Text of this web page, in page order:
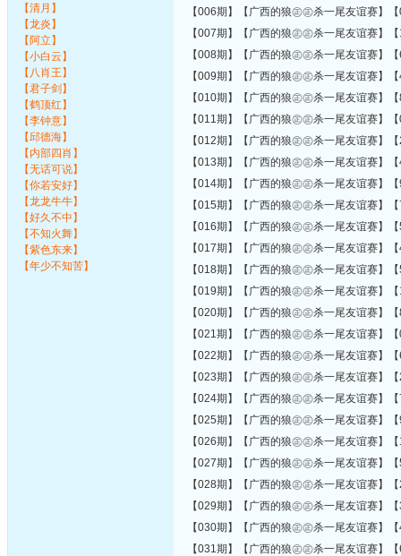
【清月】
【龙炎】
【阿立】
【小白云】
【八肖王】
【君子剑】
【鹤顶红】
【李钟意】
【邱德海】
【内部四肖】
【无话可说】
【你若安好】
【龙龙牛牛】
【好久不中】
【不知火舞】
【紫色东来】
【年少不知苦】
【006期】【广西的狼㊣㊣杀一尾友谊赛】
【007期】【广西的狼㊣㊣杀一尾友谊赛】
【008期】【广西的狼㊣㊣杀一尾友谊赛】
【009期】【广西的狼㊣㊣杀一尾友谊赛】
【010期】【广西的狼㊣㊣杀一尾友谊赛】
【011期】【广西的狼㊣㊣杀一尾友谊赛】
【012期】【广西的狼㊣㊣杀一尾友谊赛】
【013期】【广西的狼㊣㊣杀一尾友谊赛】
【014期】【广西的狼㊣㊣杀一尾友谊赛】
【015期】【广西的狼㊣㊣杀一尾友谊赛】
【016期】【广西的狼㊣㊣杀一尾友谊赛】
【017期】【广西的狼㊣㊣杀一尾友谊赛】
【018期】【广西的狼㊣㊣杀一尾友谊赛】
【019期】【广西的狼㊣㊣杀一尾友谊赛】
【020期】【广西的狼㊣㊣杀一尾友谊赛】
【021期】【广西的狼㊣㊣杀一尾友谊赛】
【022期】【广西的狼㊣㊣杀一尾友谊赛】
【023期】【广西的狼㊣㊣杀一尾友谊赛】
【024期】【广西的狼㊣㊣杀一尾友谊赛】
【025期】【广西的狼㊣㊣杀一尾友谊赛】
【026期】【广西的狼㊣㊣杀一尾友谊赛】
【027期】【广西的狼㊣㊣杀一尾友谊赛】
【028期】【广西的狼㊣㊣杀一尾友谊赛】
【029期】【广西的狼㊣㊣杀一尾友谊赛】
【030期】【广西的狼㊣㊣杀一尾友谊赛】
【031期】【广西的狼㊣㊣杀一尾友谊赛】